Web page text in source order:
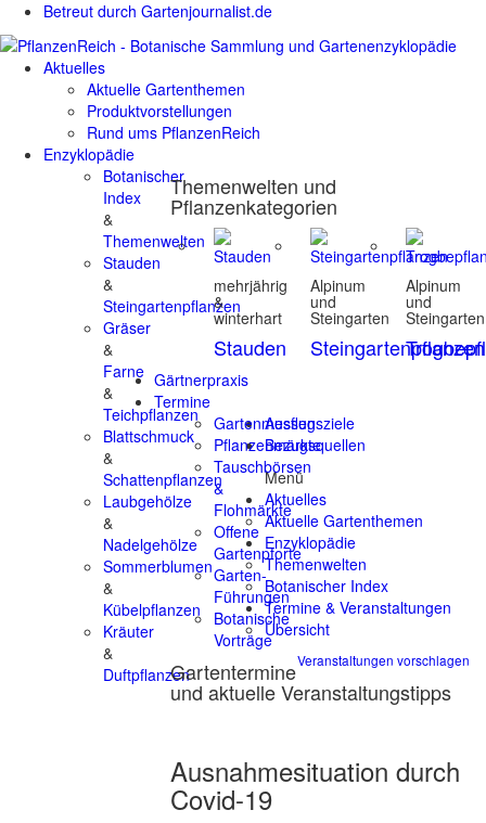
Betreut durch Gartenjournalist.de
Aktuelles
Aktuelle Gartenthemen
Produktvorstellungen
Rund ums PflanzenReich
Enzyklopädie
Botanischer
Index
&
Themenwelten
Stauden
&
Steingartenpflanzen
Gräser
&
Farne
&
Teichpflanzen
Blattschmuck
&
Schattenpflanzen
Laubgehölze
&
Nadelgehölze
Sommerblumen
&
Kübelpflanzen
Kräuter
&
Duftpflanzen
Themenwelten und
Pflanzenkategorien
mehrjährig
&
winterhart
Stauden
Alpinum
und
Steingarten
Steingartenpflanzen
Alpinum
und
Steingarten
Gärtnerpraxis
Termine
Gartenmessen
Pflanzenmärkte
Tauschbörsen
&
Flohmärkte
Offene
Gartenpforte
Garten-
Führungen
Botanische
Vorträge
Veranstaltungen vorschlagen
Gartentermine
und aktuelle Veranstaltungstipps
Ausnahmesituation durch
Covid-19
Ausflugsziele
Bezugsquellen
Menü
Aktuelles
Aktuelle Gartenthemen
Enzyklopädie
Themenwelten
Botanischer Index
Termine & Veranstaltungen
Übersicht